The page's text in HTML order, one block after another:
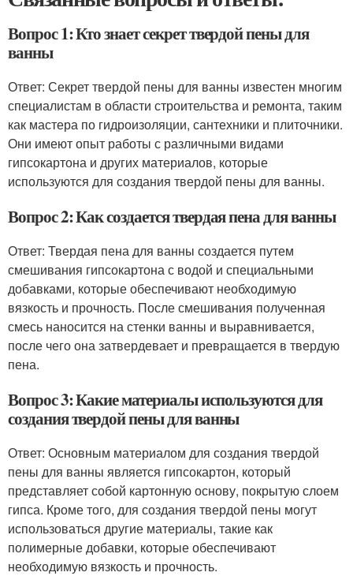
Вопрос 1: Кто знает секрет твердой пены для
ванны
Ответ: Секрет твердой пены для ванны известен многим
специалистам в области строительства и ремонта, таким
как мастера по гидроизоляции, сантехники и плиточники.
Они имеют опыт работы с различными видами
гипсокартона и других материалов, которые
используются для создания твердой пены для ванны.
Вопрос 2: Как создается твердая пена для ванны
Ответ: Твердая пена для ванны создается путем
смешивания гипсокартона с водой и специальными
добавками, которые обеспечивают необходимую
вязкость и прочность. После смешивания полученная
смесь наносится на стенки ванны и выравнивается,
после чего она затвердевает и превращается в твердую
пена.
Вопрос 3: Какие материалы используются для
создания твердой пены для ванны
Ответ: Основным материалом для создания твердой
пены для ванны является гипсокартон, который
представляет собой картонную основу, покрытую слоем
гипса. Кроме того, для создания твердой пены могут
использоваться другие материалы, такие как
полимерные добавки, которые обеспечивают
необходимую вязкость и прочность.